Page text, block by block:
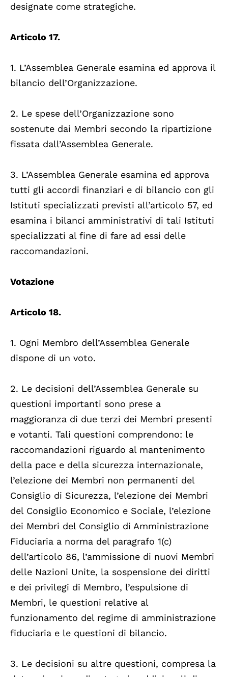
designate come strategiche.
Articolo 17.
1. L’Assemblea Generale esamina ed approva il
bilancio dell’Organizzazione.
2. Le spese dell’Organizzazione sono
sostenute dai Membri secondo la ripartizione
fissata dall’Assemblea Generale.
3. L’Assemblea Generale esamina ed approva
tutti gli accordi finanziari e di bilancio con gli
Istituti specializzati previsti all’articolo 57, ed
esamina i bilanci amministrativi di tali Istituti
specializzati al fine di fare ad essi delle
raccomandazioni.
Votazione
Articolo 18.
1. Ogni Membro dell’Assemblea Generale
dispone di un voto.
2. Le decisioni dell’Assemblea Generale su
questioni importanti sono prese a
maggioranza di due terzi dei Membri presenti
e votanti. Tali questioni comprendono: le
raccomandazioni riguardo al mantenimento
della pace e della sicurezza internazionale,
l’elezione dei Membri non permanenti del
Consiglio di Sicurezza, l’elezione dei Membri
del Consiglio Economico e Sociale, l’elezione
dei Membri del Consiglio di Amministrazione
Fiduciaria a norma del paragrafo 1(c)
dell’articolo 86, l’ammissione di nuovi Membri
delle Nazioni Unite, la sospensione dei diritti
e dei privilegi di Membro, l’espulsione di
Membri, le questioni relative al
funzionamento del regime di amministrazione
fiduciaria e le questioni di bilancio.
3. Le decisioni su altre questioni, compresa la